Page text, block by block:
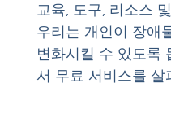
교육, 도구, 리소스
우리는 개인이 장애
변화시킬 수 있도록
서 무료 서비스를 살